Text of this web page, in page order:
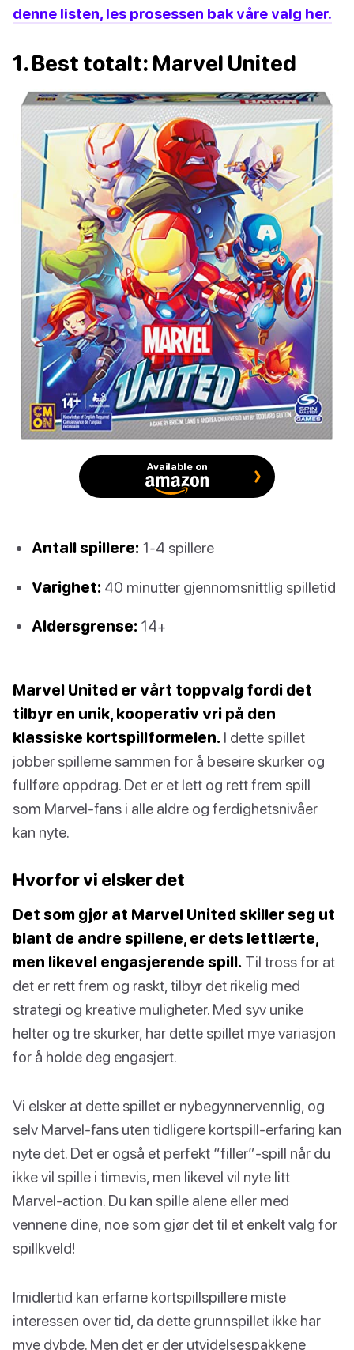
denne listen, les prosessen bak våre valg her.
1. Best totalt: Marvel United
Available on
Antall spillere: 1-4 spillere
Varighet: 40 minutter gjennomsnittlig spilletid
Aldersgrense: 14+
Marvel United er vårt toppvalg fordi det
tilbyr en unik, kooperativ vri på den
klassiske kortspillformelen. I dette spillet
jobber spillerne sammen for å beseire skurker og
fullføre oppdrag. Det er et lett og rett frem spill
som Marvel-fans i alle aldre og ferdighetsnivåer
kan nyte.
Hvorfor vi elsker det
Det som gjør at Marvel United skiller seg ut
blant de andre spillene, er dets lettlærte,
men likevel engasjerende spill. Til tross for at
det er rett frem og raskt, tilbyr det rikelig med
strategi og kreative muligheter. Med syv unike
helter og tre skurker, har dette spillet mye variasjon
for å holde deg engasjert.
Vi elsker at dette spillet er nybegynnervennlig, og
selv Marvel-fans uten tidligere kortspill-erfaring kan
nyte det. Det er også et perfekt “filler”-spill når du
ikke vil spille i timevis, men likevel vil nyte litt
Marvel-action. Du kan spille alene eller med
vennene dine, noe som gjør det til et enkelt valg for
spillkveld!
Imidlertid kan erfarne kortspillspillere miste
interessen over tid, da dette grunnspillet ikke har
mye dybde. Men det er der utvidelsespakkene